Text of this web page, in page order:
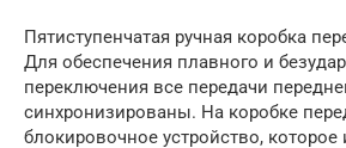
Пятиступенчатая ручная коробка
Для обеспечения плавного и
переключения все передачи
синхронизированы. На коробке
блокировочное устройство, которое